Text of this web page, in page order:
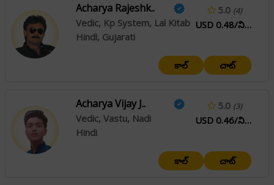
Acharya Rajeshk..
Vedic, Kp System, Lal Kitab
Hindi, Gujarati
5.0 (4)
USD 0.48/నిమి
కాల్ చాట్
Acharya Vijay J..
Vedic, Vastu, Nadi
Hindi
5.0 (3)
USD 0.46/నిమి
కాల్ చాట్